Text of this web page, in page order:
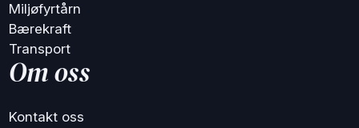
Miljøfyrtårn
Bærekraft
Transport
Om oss
Kontakt oss